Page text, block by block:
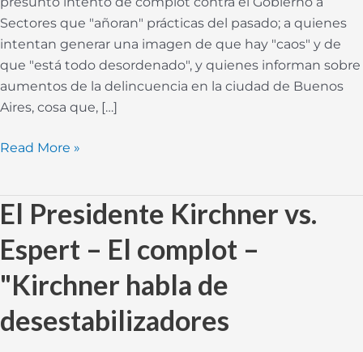
Sectores que "añoran" prácticas del pasado; a quienes
intentan generar una imagen de que hay "caos" y de
que "está todo desordenado", y quienes informan sobre
aumentos de la delincuencia en la ciudad de Buenos
Aires, cosa que, […]
sectores
que
añoran
beneficios
del
Read More »
El Presidente Kirchner vs.
Espert – El complot –
"Kirchner habla de
desestabilizadores
El
Presidente
Kirchner
Espert
El